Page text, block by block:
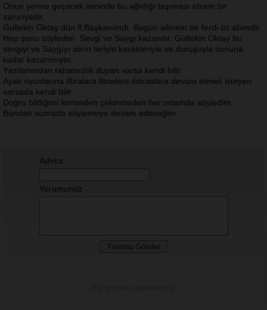
Onun yerine geçecek isminde bu ağırlığı taşıması elzem bir
zaruriyettir.
Gültekin Oktay dün İl Başkanımdı. Bugün ailemin bir ferdi öz abimdir.
Hep şunu söyledim. Sevgi ve Saygı kazanılır. Gültekin Oktay bu
sevgiyi ve Saygıyı alnın teriyle karakteriyle ve duruşuyla sonuna
kadar kazanmıştır.
Yazılarımdan rahatsızlık duyan varsa kendi bilir.
Ayak oyunlarına iftiralara fitnelere ihtiraslara devam etmek isteyen
varsada kendi bilir.
Doğru bildiğimi kimseden çekinmeden her ortamda söyledim.
Bundan sonrada söylemeye devam edeceğim.
Adınız
Yorumunuz